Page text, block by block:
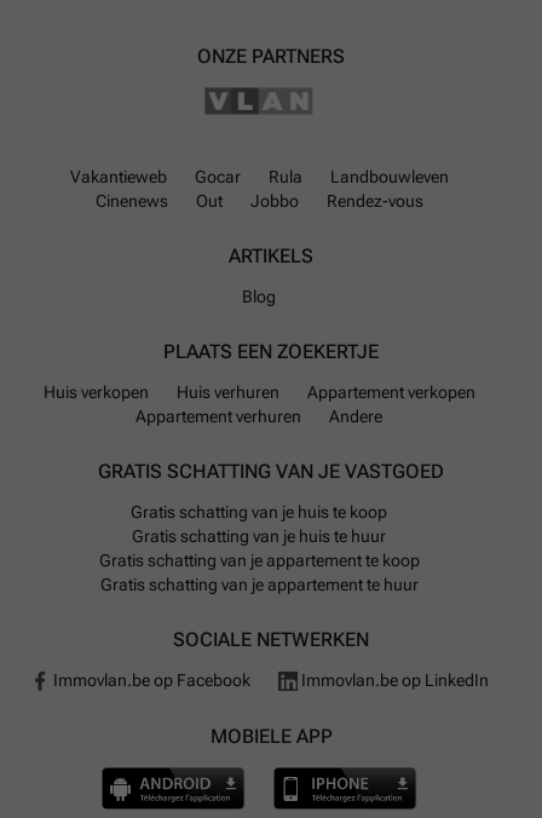
ONZE PARTNERS
Vakantieweb Gocar Rula
Landbouwleven
Cinenews
Out Jobbo Rendez-vous
ARTIKELS
Blog
PLAATS EEN ZOEKERTJE
Huis verkopen Huis verhuren
Appartement verkopen
Appartement verhuren
Andere
GRATIS SCHATTING VAN JE VASTGOED
Gratis schatting van je huis te koop
Gratis schatting van je huis te huur
Gratis schatting van je appartement te koop
Gratis schatting van je appartement te huur
SOCIALE NETWERKEN
Immovlan.be op Facebook Immovlan.be op LinkedIn
MOBIELE APP